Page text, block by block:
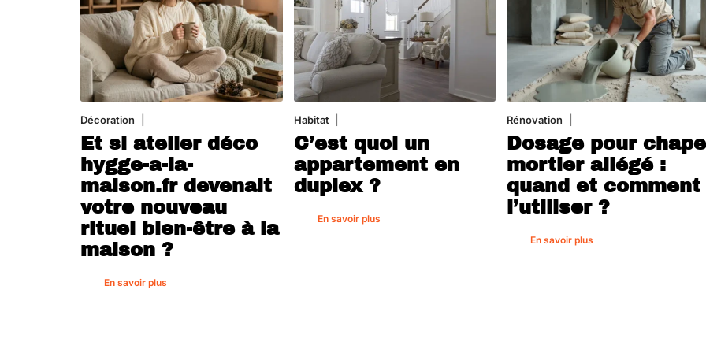
Décoration
Et si atelier déco
hygge-a-la-
maison.fr devenait
votre nouveau
rituel bien-être à la
maison ?
En savoir plus
Habitat
C’est quoi un
appartement en
duplex ?
En savoir plus
Rénovation
Dosage pour chape
mortier allégé :
quand et comment
l’utiliser ?
En savoir plus